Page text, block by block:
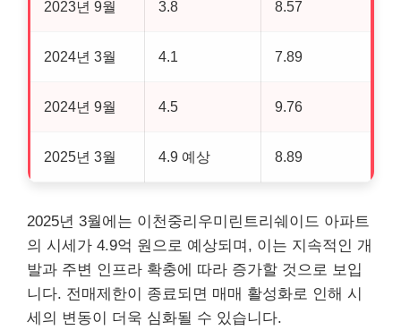
2023년 9월 3.8 8.57
2024년 3월 4.1 7.89
2024년 9월 4.5 9.76
2025년 3월 4.9 예상 8.89
2025년 3월에는 이천중리우미린트리쉐이드 아파트
의 시세가 4.9억 원으로 예상되며, 이는 지속적인 개
발과 주변 인프라 확충에 따라 증가할 것으로 보입
니다. 전매제한이 종료되면 매매 활성화로 인해 시
세의 변동이 더욱 심화될 수 있습니다.